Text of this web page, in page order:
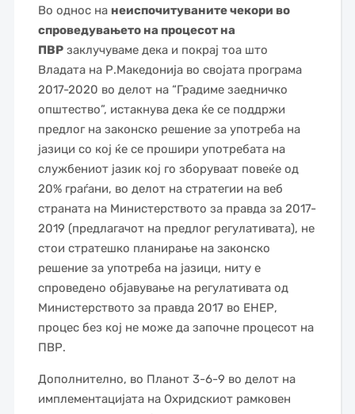
Во однос на неиспочитуваните чекори во
спроведувањето на процесот на
ПВРзаклучуваме дека и покрај тоа што
Владата на Р.Македонија во својата програма
2017-2020 во делот на “Градиме заедничко
општество”, истакнува дека ќе се поддржи
предлог на законско решение за употреба на
јазици со кој ќе се прошири употребата на
службениот јазик кој го зборуваат повеќе од
20% граѓани, во делот на стратегии на веб
страната на Министерството за правда за 2017-
2019 (предлагачот на предлог регулативата), не
стои стратешко планирање на законско
решение за употреба на јазици, ниту е
спроведено објавување на регулативата од
Министерството за правда 2017 во ЕНЕР,
процес без кој не може да започне процесот на
ПВР.
Дополнително, во Планот 3-6-9 во делот на
имплементацијата на Охридскиот рамковен